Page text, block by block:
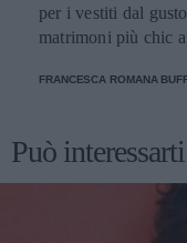
per i vestiti dal
matrimoni più chic
FRANCESCA ROMANA
Può